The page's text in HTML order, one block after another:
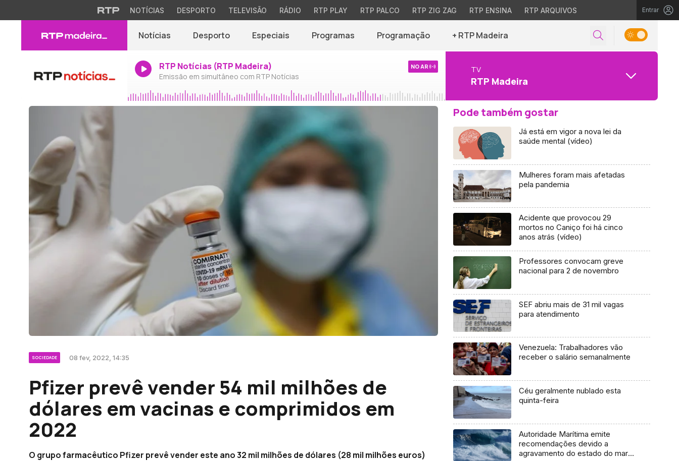
NOTÍCIAS DESPORTO TELEVISÃO RÁDIO RTP PLAY RTP PALCO RTP ZIG ZAG RTP ENSINA RTP ARQUIVOS Entrar
Notícias Desporto Especiais Programas Programação + RTP Madeira
RTP Notícias (RTP Madeira)
Emissão em simultâneo com RTP Notícias
NO AR TV
RTP Madeira
SOCIEDADE 08 fev, 2022, 14:35
Pfizer prevê vender 54 mil milhões de
dólares em vacinas e comprimidos em
2022
O grupo farmacêutico Pfizer prevê vender este ano 32 mil milhões de dólares (28 mil milhões euros)
Pode também gostar
Já está em vigor a nova lei da
saúde mental (vídeo)
Mulheres foram mais afetadas
pela pandemia
Acidente que provocou 29
mortos no Caniço foi há cinco
anos atrás (vídeo)
Professores convocam greve
nacional para 2 de novembro
SEF abriu mais de 31 mil vagas
para atendimento
Venezuela: Trabalhadores vão
receber o salário semanalmente
Céu geralmente nublado esta
quinta-feira
Autoridade Marítima emite
recomendações devido a
agravamento do estado do mar